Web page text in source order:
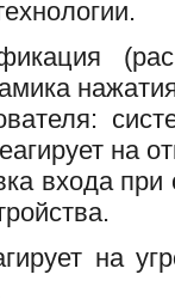
на
входа
на